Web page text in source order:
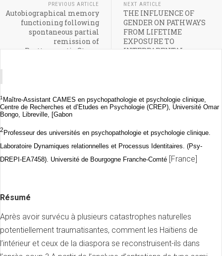
PREVIOUS ARTICLE
Autobiographical memory
functioning following
spontaneous partial
remission of
Posttraumatic Stress
NEXT ARTICLE
THE INFLUENCE OF
GENDER ON PATHWAYS
FROM LIFETIME
EXPOSURE TO
INTERPARENTAL
1 Maître-Assistant CAMES en psychopathologie et psychologie clinique,
Centre de Recherches et d’Etudes en Psychologie (CREP), Université Omar
Bongo, Libreville, [Gabon
2 Professeur des universités en psychopathologie et psychologie clinique.
Laboratoire Dynamiques relationnelles et Processus Identitaires. (Psy-
DREPI-EA7458). Université de Bourgogne Franche-Comté [France]
Résumé
Après avoir survécu à plusieurs catastrophes naturelles
potentiellement traumatisantes, comment les Haïtiens de
l’intérieur et ceux de la diaspora se reconstruisent-ils dans